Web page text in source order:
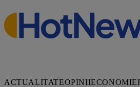
ACTUALITATEOPINIIECONOMIE